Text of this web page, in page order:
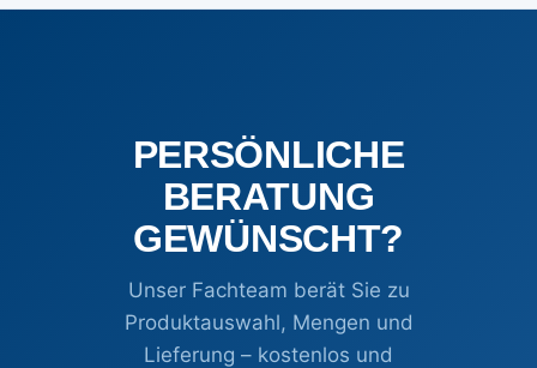
PERSÖNLICHE
BERATUNG
GEWÜNSCHT?
Unser Fachteam berät Sie zu
Produktauswahl, Mengen und
Lieferung – kostenlos und